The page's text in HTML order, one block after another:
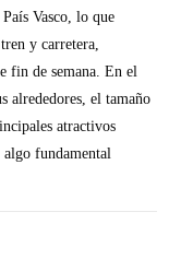
Vasco, lo que
y carretera,
fin de semana. En el
alrededores, el tamaño
atractivos
algo fundamental